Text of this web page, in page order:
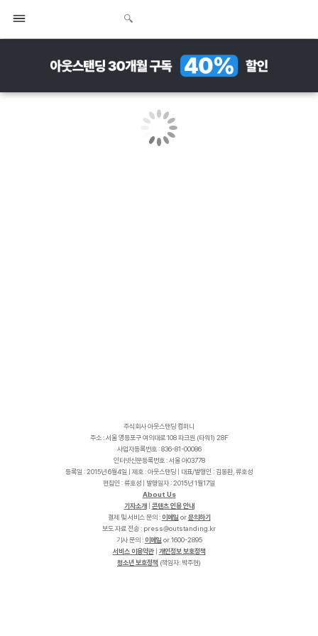
주식회사 아웃스탠딩 컴퍼니
주소 : 서울 영등포구 여의대로 108 파크원 (타워1) 28F
사업자등록번호 : 836-81-00086
인터넷신문등록번호 : 서울 아03778
등록일 : 2015년 6월4일 | 제호 : 아웃스탠딩 | 대표/발행인 : 김동환, 류호성
편집인 : 류호성 | 발행일자 : 2015년 1월17일
About Us
기자소개
콘텐츠 인용 안내
결제 및 서비스 문의 : 이메일 or문의하기
보도 자료 전송 :
r
k
.
g
n
i
d
n
a
t
s
t
u
o
@
s
s
e
r
p
기사 문의 : 이메일 or 1600-2895
서비스 이용약관| 개인정보 보호정책
청소년 보호정책 (책임자: 박주현)